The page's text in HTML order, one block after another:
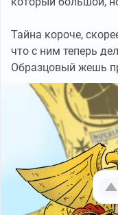
Тайна короче,
что с ним теперь
Образцовый жешь